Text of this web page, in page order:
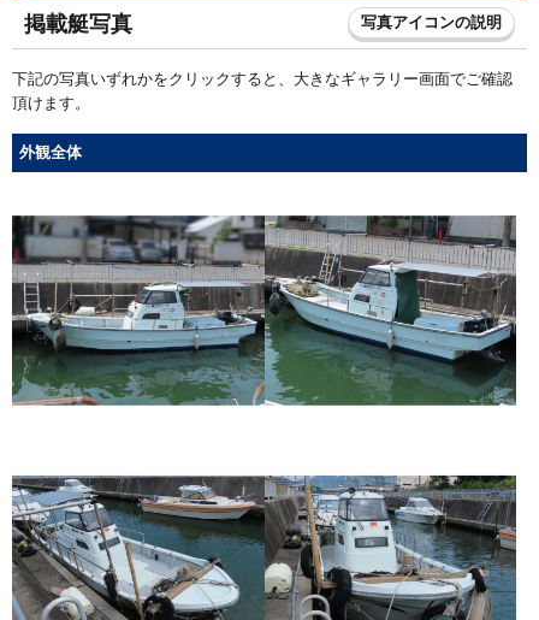
掲載艇写真 写真アイコンの説明
下記の写真いずれかをクリックすると、大きなギャラリー画面でご確認
頂けます。
外観全体